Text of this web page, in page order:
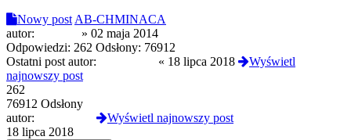
Nowy post AB-CHMINACA
autor:
» 02 maja 2014
Odpowiedzi: 262 Odsłony: 76912
Ostatni post autor:
« 18 lipca 2018
Wyświetl
najnowszy post
262
76912 Odsłony
autor:
Wyświetl najnowszy post
18 lipca 2018